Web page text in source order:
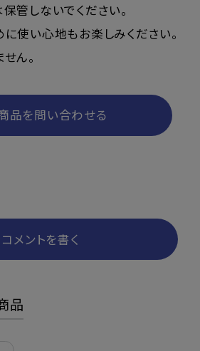
管しないでください。
使い心地もお楽しみください。
ん。
品を問い合わせる
コメントを書く
品